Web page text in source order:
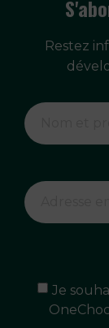
Restez
Je